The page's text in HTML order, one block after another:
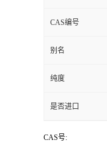
CAS编号
别名
纯度
是否进口
CAS号: